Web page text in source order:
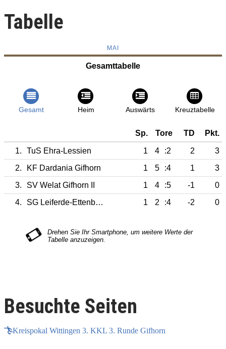
Tabelle
MAI
Gesamttabelle
Gesamt Heim Auswärts Kreuztabelle
Sp. Tore TD Pkt.
1. TuS Ehra-Lessien 1 4 :2 2
3
2.
KF Dardania Gifhorn 1 5 :4 1
3
3.
SV Welat Gifhorn II 1 4 :5 -1
0
4.
SG Leiferde-Ettenbüttel II 1 2 :4 -2 0
Besuchte Seiten
Kreispokal Wittingen 3. KKL 3. Runde Gifhorn